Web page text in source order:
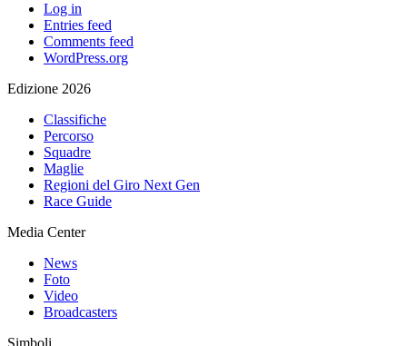
Log in
Entries feed
Comments feed
WordPress.org
Edizione 2026
Classifiche
Percorso
Squadre
Maglie
Regioni del Giro Next Gen
Race Guide
Media Center
News
Foto
Video
Broadcasters